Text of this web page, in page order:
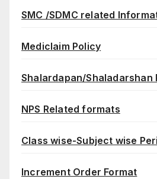
SMC /SDMC related
Mediclaim Policy
Shalardapan/Shaladarshan
NPS Related formats
Class wise-Subject wise
Increment Order Format